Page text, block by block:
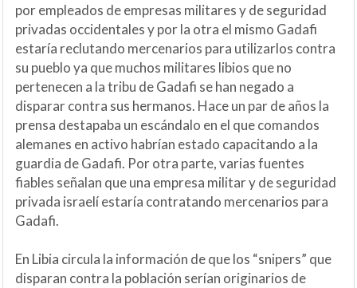
por empleados de empresas militares y de seguridad
privadas occidentales y por la otra el mismo Gadafi
estaría reclutando mercenarios para utilizarlos contra
su pueblo ya que muchos militares libios que no
pertenecen a la tribu de Gadafi se han negado a
disparar contra sus hermanos. Hace un par de años la
prensa destapaba un escándalo en el que comandos
alemanes en activo habrían estado capacitando a la
guardia de Gadafi. Por otra parte, varias fuentes
fiables señalan que una empresa militar y de seguridad
privada israelí estaría contratando mercenarios para
Gadafi.
En Libia circula la información de que los “snipers” que
disparan contra la población serían originarios de